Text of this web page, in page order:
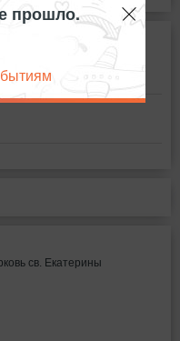
св. Екатерины
прошло.